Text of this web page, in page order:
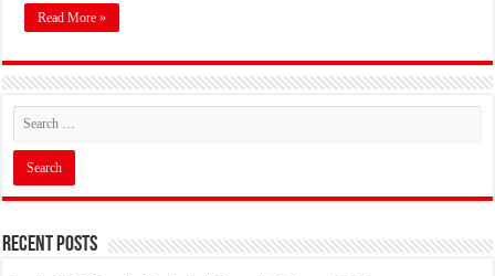
Read More »
Recent Posts